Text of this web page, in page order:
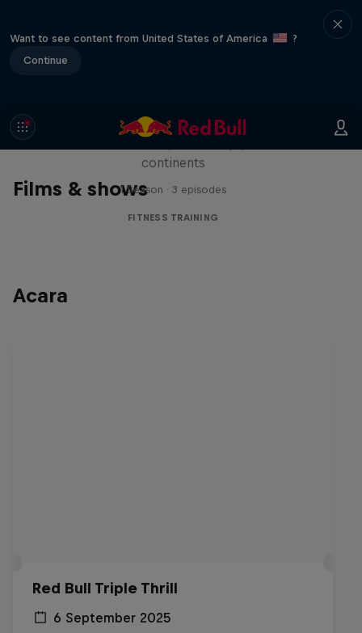
Want to see content from United States of America
?
Continue
Films & shows
Race
continents
1 Season · 3 episodes
FITNESS TRAINING
Acara
Red Bull Triple Thrill
6 September 2025